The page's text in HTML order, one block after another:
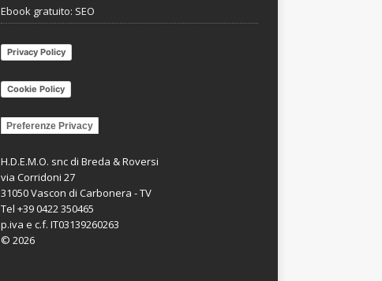
Ebook gratuito: SEO
Privacy Policy
Cookie Policy
Preferenze Privacy
H.D.E.M.O. snc di Breda & Roversi
via Corridoni 27
31050 Vascon di Carbonera - TV
Tel +39 0422 350465
p.iva e c.f. IT03139260263
© 2026